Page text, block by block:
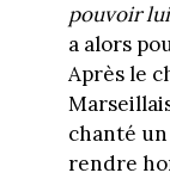
pouvoir
a alors
Après le
chanté
rendre